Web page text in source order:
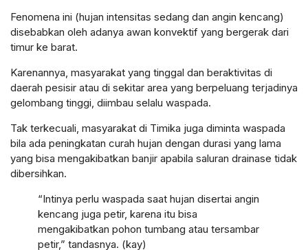
Fenomena ini (hujan intensitas sedang dan angin kencang)
disebabkan oleh adanya awan konvektif yang bergerak dari
timur ke barat.
Karenannya, masyarakat yang tinggal dan beraktivitas di
daerah pesisir atau di sekitar area yang berpeluang terjadinya
gelombang tinggi, diimbau selalu waspada.
Tak terkecuali, masyarakat di Timika juga diminta waspada
bila ada peningkatan curah hujan dengan durasi yang lama
yang bisa mengakibatkan banjir apabila saluran drainase tidak
dibersihkan.
“Intinya perlu waspada saat hujan disertai angin
kencang juga petir, karena itu bisa
mengakibatkan pohon tumbang atau tersambar
petir,” tandasnya. (kay)